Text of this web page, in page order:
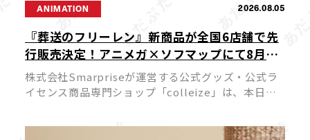
ANIMATION 2026.08.05
『葬送のフリーレン』新商品が全国6店舗で先
行販売決定！アニメガ×ソフマップにて8月5
日よりスタート
株式会社Smarpriseが運営する公式グッズ・公式ラ
イセンス商品専門ショップ「colleize」は、本日